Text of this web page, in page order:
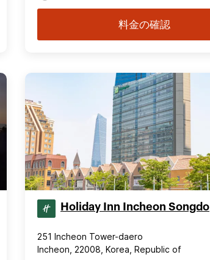
料金の確認
Holiday Inn Incheon Songdo
251 Incheon Tower-daero
Incheon, 22008, Korea, Republic of